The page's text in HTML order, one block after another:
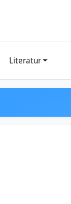
Literatur